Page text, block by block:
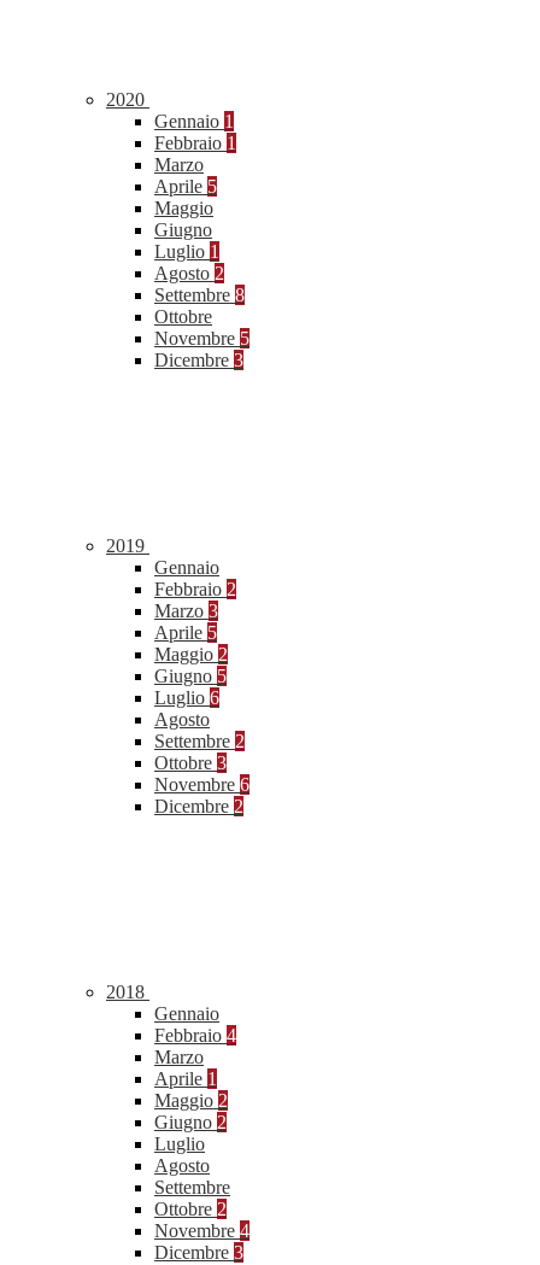
2020
Gennaio 1
Febbraio 1
Marzo
Aprile 5
Maggio
Giugno
Luglio 1
Agosto 2
Settembre 8
Ottobre
Novembre 5
Dicembre 3
2019
Gennaio
Febbraio 2
Marzo 3
Aprile 5
Maggio 2
Giugno 5
Luglio 6
Agosto
Settembre 2
Ottobre 3
Novembre 6
Dicembre 2
2018
Gennaio
Febbraio 4
Marzo
Aprile 1
Maggio 2
Giugno 2
Luglio
Agosto
Settembre
Ottobre 2
Novembre 4
Dicembre 3